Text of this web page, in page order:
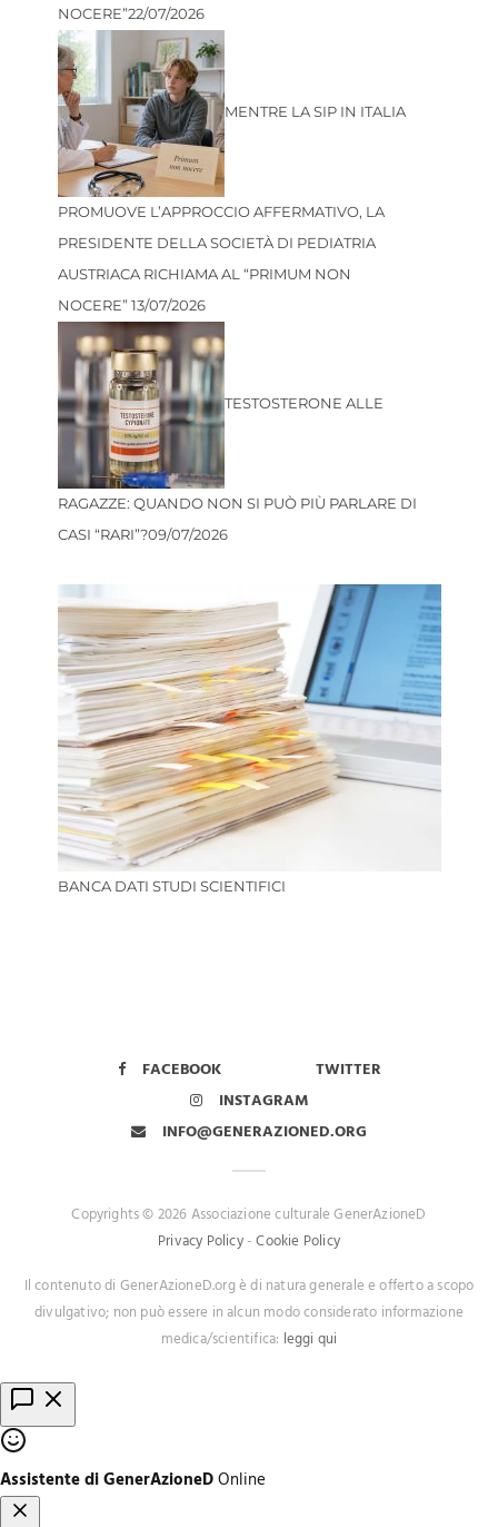
NOCERE”22/07/2026
MENTRE LA SIP IN ITALIA
PROMUOVE L’APPROCCIO AFFERMATIVO, LA
PRESIDENTE DELLA SOCIETÀ DI PEDIATRIA
AUSTRIACA RICHIAMA AL “PRIMUM NON
NOCERE”13/07/2026
TESTOSTERONE ALLE
RAGAZZE: QUANDO NON SI PUÒ PIÙ PARLARE DI
CASI “RARI”?09/07/2026
BANCA DATI STUDI SCIENTIFICI
FACEBOOK
TWITTER
INSTAGRAM
INFO@GENERAZIONED.ORG
Copyrights © 2026 Associazione culturale GenerAzioneD
Privacy Policy-Cookie Policy
Il contenuto di GenerAzioneD.org è di natura generale e offerto a scopo
divulgativo; non può essere in alcun modo considerato informazione
medica/scientifica: leggi qui
Assistente di GenerAzioneDOnline